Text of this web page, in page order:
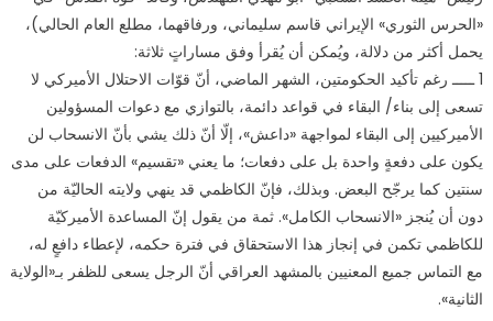
«الحرس الثوري» الإيراني قاسم سليماني، ورفاقهما، مطلع العام الحالي)،
يحمل أكثر من دلالة، ويُمكن أن يُقرأ وفق مساراتٍ ثلاثة:
1 ـــــ رغم تأكيد الحكومتين، الشهر الماضي، أنّ قوّات الاحتلال الأميركي لا
تسعى إلى بناء/ البقاء في قواعد دائمة، بالتوازي مع دعوات المسؤولين
الأميركيين إلى البقاء لمواجهة «داعش»، إلّا أنّ ذلك يشي بأنّ الانسحاب لن
يكون على دفعةٍ واحدة بل على دفعات؛ ما يعني «تقسيم» الدفعات على مدى
سنتين كما يرجّح البعض. وبذلك، فإنّ الكاظمي قد ينهي ولايته الحاليّة من
دون أن يُنجز «الانسحاب الكامل». ثمة من يقول إنّ المساعدة الأميركيّة
للكاظمي تكمن في إنجاز هذا الاستحقاق في فترة حكمه، لإعطاء دافعٍ له،
مع التماس جميع المعنيين بالمشهد العراقي أنّ الرجل يسعى للظفر بـ«الولاية
الثانية».